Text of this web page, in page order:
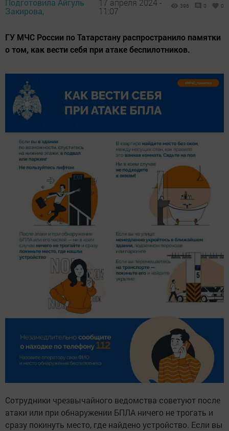
Подготовила Айгуль
Закирова,
17 апреля 2024 -
11:07
396 0 0
ГУ МЧС России по Татарстану распространило памятки
о том, как вести себя при атаке беспилотников.
Сотрудники чрезвычайного ведомства советуют после
атаки или при обнаружении БПЛА ничего не трогать и
сразу покинуть место, где найдено устройство. Если вы